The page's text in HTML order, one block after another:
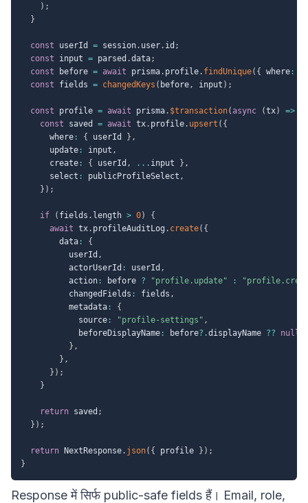
) ;
}
const userId = session. user. id ;
const input = parsed .data;
const before = await prisma. profile. findUnique( { where :
const fields = changedKeys ( before, input ) ;
const profile = await prisma. $transaction( async (tx) =>
const saved = await tx. profile. upsert ( {
      where
: { userId } ,
      update
: input ,
      create
: { userId , ... input } ,
      select
: publicProfileSelect ,
} ) ;
if ( fields . length > 0)
{
await tx. profileAuditLog . create( {
        data
:
{
          userId
,
          actorUserId
: userId ,
          action
: before ? "profile.update" :
          changedFields
: fields ,
          metadata
:
{
            source
: "profile-settings" ,
            beforeDisplayName
: before?.displayName ?? null
} ,
} ,
} ) ;
}
return saved ;
} ) ;
return NextResponse. json( { profile } ) ;
}
Response में सिर्फ public-safe fields हैं। Email, role,